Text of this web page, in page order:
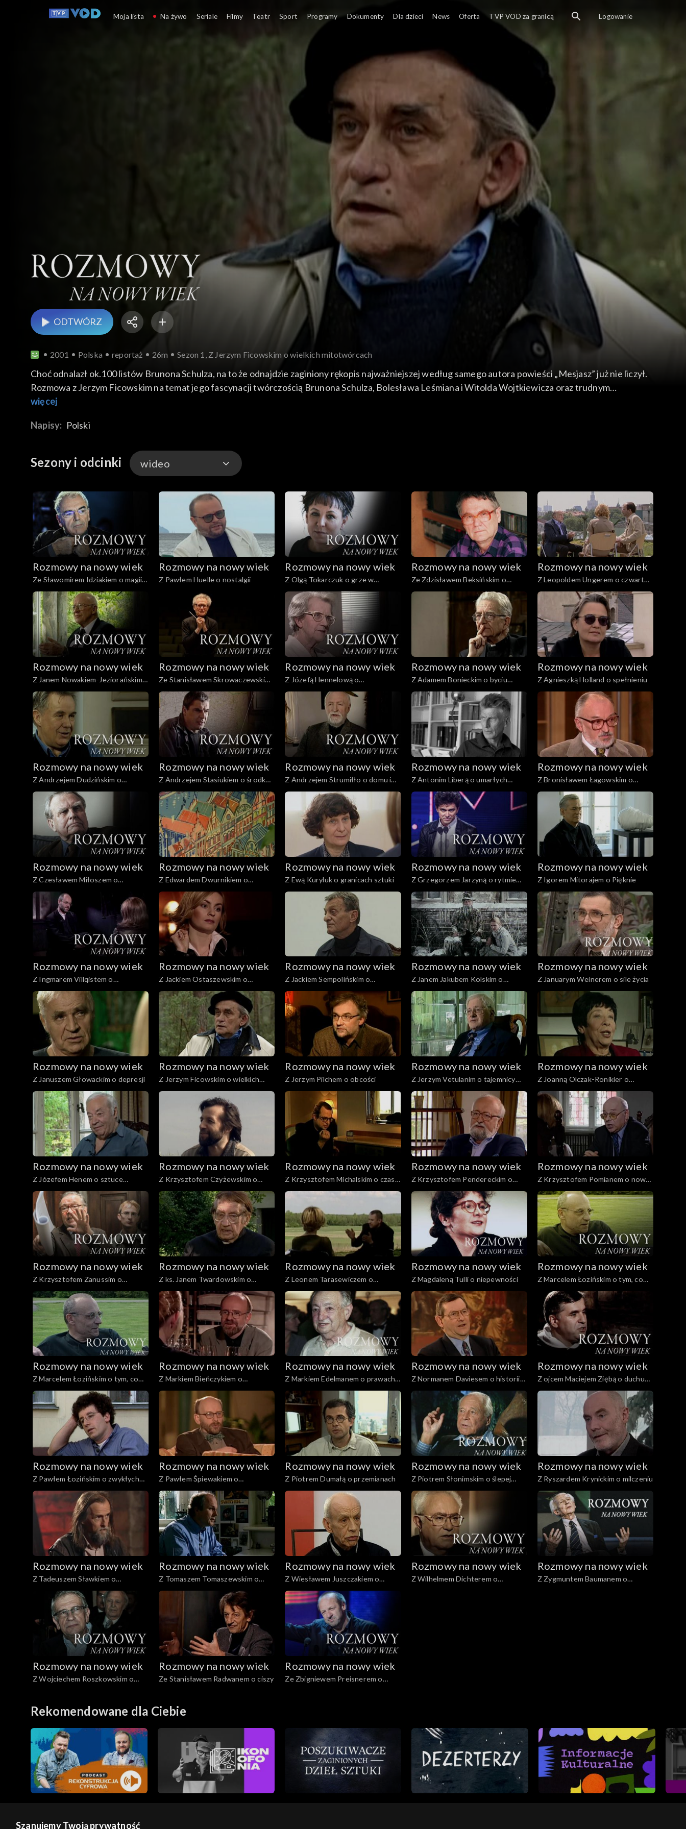
ODTWÓRZ
2001 Polska reportaż 26m Sezon 1, Z Jerzym Ficowskim o wielkich mitotwórcach
Choć odnalazł ok.100 listów Brunona Schulza, na to że odnajdzie zaginiony rękopis najważniejszej według samego autora powieści „Mesjasz” już nie liczył.
Rozmowa z Jerzym Ficowskim na temat jego fascynacji twórczością Brunona Schulza, Bolesława Leśmiana i Witolda Wojtkiewicza oraz trudnym
wchodzeniu w pogranicza, na których czai się folklor - m.in. cygański, który fascynował Ficowskiego. Sam poeta tłumaczył wiersze cygańskiej poetki
powodu nieufnej grup „smagłych współobywateli”.
więcej
Napisy: Polski
Sezony i odcinki wideo
wideo
Rozmowy na nowy wiek
Ze Sławomirem Idziakiem o magii
obrazu
Rozmowy na nowy wiek
Z Pawłem Huelle o nostalgii
Rozmowy na nowy wiek
Z Olgą Tokarczuk o grze w
tożsamości
Rozmowy na nowy wiek
Ze Zdzisławem Beksińskim o
pejzażu wewnętrznym
Rozmowy na nowy wiek
Z Leopoldem Ungerem o czwartej
władzy
Rozmowy na nowy wiek
Z Janem Nowakiem-Jeziorańskim o
partiotyzmie
Rozmowy na nowy wiek
Ze Stanisławem Skrowaczewskim
o sztuce dyrygowania
Rozmowy na nowy wiek
Z Józefą Hennelową o
niepogodzeniu
Rozmowy na nowy wiek
Z Adamem Bonieckim o byciu
księdzem
Rozmowy na nowy wiek
Z Agnieszką Holland o spełnieniu
Rozmowy na nowy wiek
Z Andrzejem Dudzińskim o
swawoli
Rozmowy na nowy wiek
Z Andrzejem Stasiukiem o środku
Europy
Rozmowy na nowy wiek
Z Andrzejem Strumiłło o domu i
świecie
Rozmowy na nowy wiek
Z Antonim Liberą o umarłych
mitach
Rozmowy na nowy wiek
Z Bronisławem Łagowskim o
polityce
Rozmowy na nowy wiek
Z Czesławem Miłoszem o
wyższości poezji nad prozą
Rozmowy na nowy wiek
Z Edwardem Dwurnikiem o
spełnieniu
Rozmowy na nowy wiek
Z Ewą Kuryluk o granicach sztuki
Rozmowy na nowy wiek
Z Grzegorzem Jarzyną o rytmie
współczesności
Rozmowy na nowy wiek
Z Igorem Mitorajem o Pięknie
Rozmowy na nowy wiek
Z Ingmarem Villqistem o
beztlenowcach
Rozmowy na nowy wiek
Z Jackiem Ostaszewskim o
wyzwoleniu
Rozmowy na nowy wiek
Z Jackiem Sempolińskim o
tworzeniu
Rozmowy na nowy wiek
Z Janem Jakubem Kolskim o
sztuce opowiadania baśni
Rozmowy na nowy wiek
Z Januarym Weinerem o sile życia
Rozmowy na nowy wiek
Z Januszem Głowackim o depresji
Rozmowy na nowy wiek
Z Jerzym Ficowskim o wielkich
mitotwórcach
Rozmowy na nowy wiek
Z Jerzym Pilchem o obcości
Rozmowy na nowy wiek
Z Jerzym Vetulanim o tajemnicy
mózgu
Rozmowy na nowy wiek
Z Joanną Olczak-Ronikier o
pamięci
Rozmowy na nowy wiek
Z Józefem Henem o sztuce
wątpienia
Rozmowy na nowy wiek
Z Krzysztofem Czyżewskim o
ludziach pogranicza
Rozmowy na nowy wiek
Z Krzysztofem Michalskim o czasie
ludzkiego życia
Rozmowy na nowy wiek
Z Krzysztofem Pendereckim o
dźwiękach
Rozmowy na nowy wiek
Z Krzysztofem Pomianem o nowej
Europie
Rozmowy na nowy wiek
Z Krzysztofem Zanussim o
poszukiwaniu sensu
Rozmowy na nowy wiek
Z ks. Janem Twardowskim o
miłości
Rozmowy na nowy wiek
Z Leonem Tarasewiczem o
tożsamości pejzażu
Rozmowy na nowy wiek
Z Magdaleną Tulli o niepewności
Rozmowy na nowy wiek
Z Marcelem Łozińskim o tym, co
może się przytrafić
Rozmowy na nowy wiek
Z Marcelem Łozińskim o tym, co
może się przytrafić
Rozmowy na nowy wiek
Z Markiem Bieńczykiem o
melancholii
Rozmowy na nowy wiek
Z Markiem Edelmanem o prawach
człowieka
Rozmowy na nowy wiek
Z Normanem Daviesem o historii
prawdziwej
Rozmowy na nowy wiek
Z ojcem Maciejem Ziębą o duchu
Europy
Rozmowy na nowy wiek
Z Pawłem Łozińskim o zwykłych
historiach
Rozmowy na nowy wiek
Z Pawłem Śpiewakiem o
pokoleniach
Rozmowy na nowy wiek
Z Piotrem Dumałą o przemianach
Rozmowy na nowy wiek
Z Piotrem Słonimskim o ślepej
ewolucji
Rozmowy na nowy wiek
Z Ryszardem Krynickim o milczeniu
Rozmowy na nowy wiek
Z Tadeuszem Sławkiem o
kształtowaniu człowieka
Rozmowy na nowy wiek
Z Tomaszem Tomaszewskim o
fotografii
Rozmowy na nowy wiek
Z Wiesławem Juszczakiem o
sztuce prawdziwej i fałszywej
Rozmowy na nowy wiek
Z Wilhelmem Dichterem o
Rozmowy na nowy wiek
Z Zygmuntem Baumanem o
Rozmowy na nowy wiek
Z Wojciechem Roszkowskim o
Rozmowy na nowy wiek
Ze Stanisławem Radwanem o ciszy
Rozmowy na nowy wiek
Ze Zbigniewem Preisnerem o
Rekomendowane dla Ciebie
Moja lista Na żywo Seriale Filmy Teatr Sport Programy Dokumenty Dla dzieci News Oferta TVP VOD za granicą Logowanie
Szanujemy Twoją prywatność